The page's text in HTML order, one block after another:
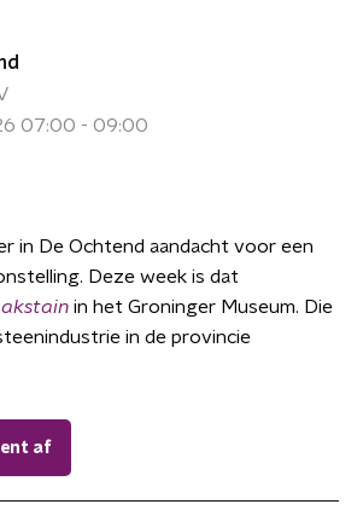
07:00 - 09:00
in De Ochtend aandacht voor een
Deze week is dat
in het Groninger Museum. Die
in de provincie
af